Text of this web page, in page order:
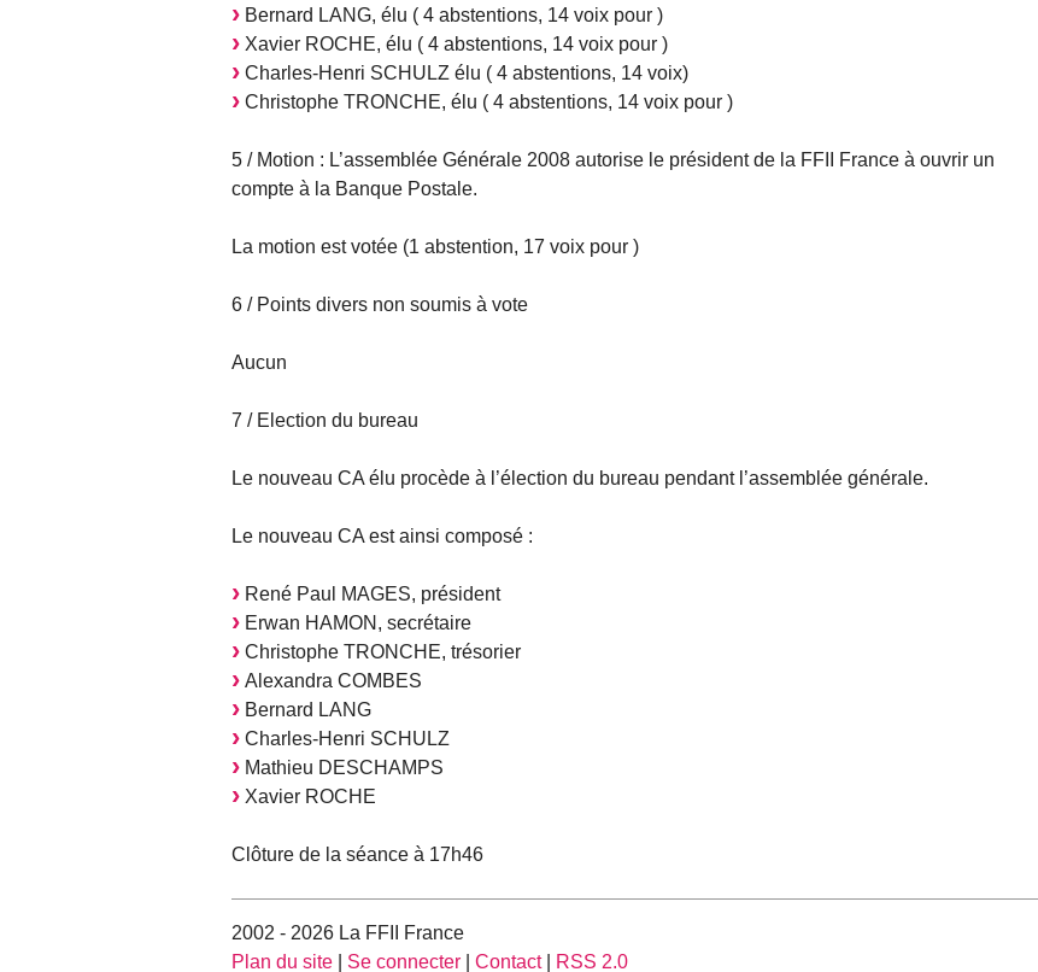
Bernard LANG, élu ( 4 abstentions, 14 voix pour )
Xavier ROCHE, élu ( 4 abstentions, 14 voix pour )
Charles-Henri SCHULZ élu ( 4 abstentions, 14 voix)
Christophe TRONCHE, élu ( 4 abstentions, 14 voix pour )
5 / Motion : L’assemblée Générale 2008 autorise le président de la FFII France à ouvrir un
compte à la Banque Postale.
La motion est votée (1 abstention, 17 voix pour )
6 / Points divers non soumis à vote
Aucun
7 / Election du bureau
Le nouveau CA élu procède à l’élection du bureau pendant l’assemblée générale.
Le nouveau CA est ainsi composé :
René Paul MAGES, président
Erwan HAMON, secrétaire
Christophe TRONCHE, trésorier
Alexandra COMBES
Bernard LANG
Charles-Henri SCHULZ
Mathieu DESCHAMPS
Xavier ROCHE
Clôture de la séance à 17h46
2002 - 2026 La FFII France
Plan du site
Se connecter Contact| RSS 2.0